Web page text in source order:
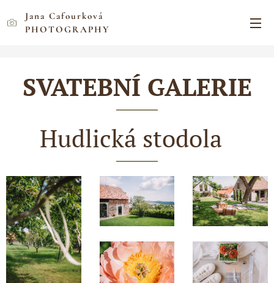
Jana Cafourková
PHOTOGRAPHY
SVATEBNÍ GALERIE
Hudlická stodola